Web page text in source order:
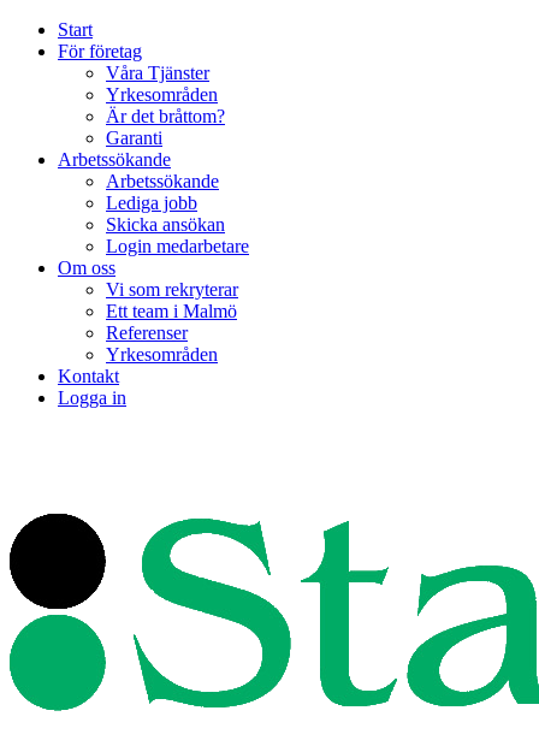
Start
För företag
Våra Tjänster
Yrkesområden
Är det bråttom?
Garanti
Arbetssökande
Arbetssökande
Lediga jobb
Skicka ansökan
Login medarbetare
Om oss
Vi som rekryterar
Ett team i Malmö
Referenser
Yrkesområden
Kontakt
Logga in